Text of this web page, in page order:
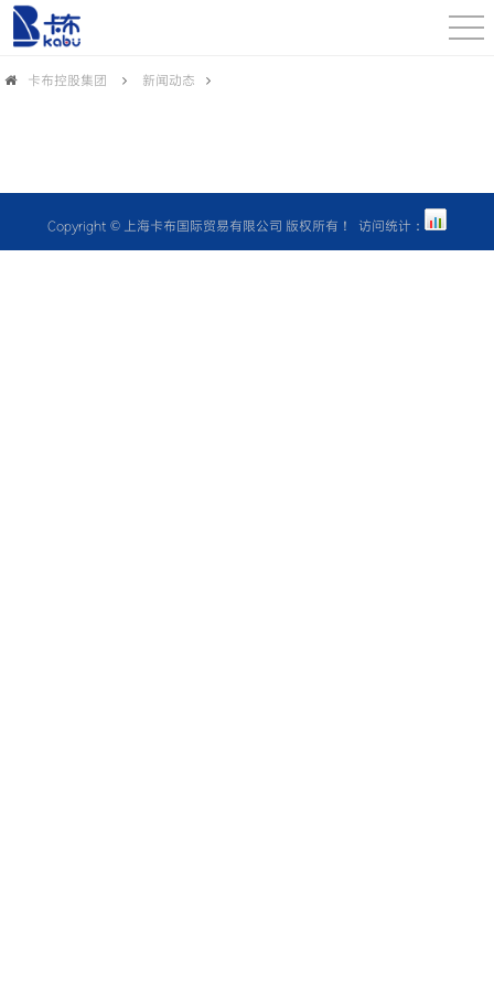
卡布控股集团 新闻动态
Copyright © 上海卡布国际贸易有限公司 版权所有！ 访问统计：